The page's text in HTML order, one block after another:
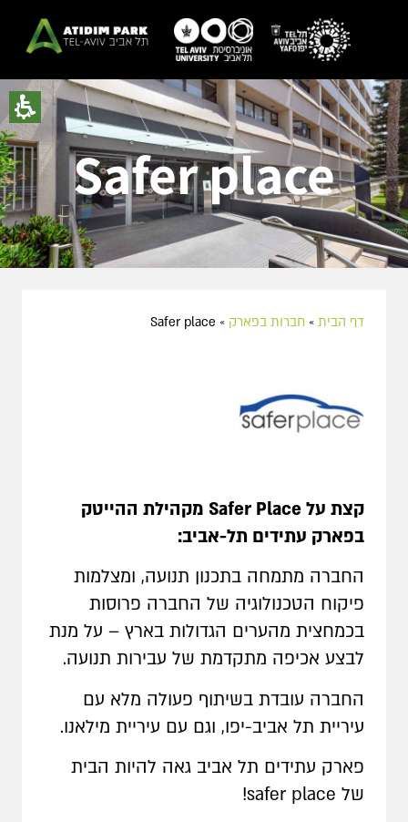
Safer place
דף הבית » חברות בפארק »
Safer place
קצת עלSafer Place מקהילת ההייטק
בפארק עתידים תל-אביב:
החברה מתמחה בתכנון תנועה, ומצלמות
פיקוח הטכנולוגיה של החברה פרוסות
בכמחצית מהערים הגדולות בארץ – על מנת
לבצע אכיפה מתקדמת של עבירות תנועה.
החברה עובדת בשיתוף פעולה מלא עם
עיריית תל אביב-יפו, וגם עם עיריית מילאנו.
פארק עתידים תל אביב גאה להיות הבית
של safer place
!